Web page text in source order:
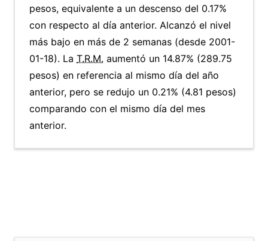
pesos, equivalente a un descenso del 0.17%
con respecto al día anterior. Alcanzó el nivel
más bajo en más de 2 semanas (desde 2001-
01-18). La T.R.M. aumentó un 14.87% (289.75
pesos) en referencia al mismo día del año
anterior, pero se redujo un 0.21% (4.81 pesos)
comparando con el mismo día del mes
anterior.